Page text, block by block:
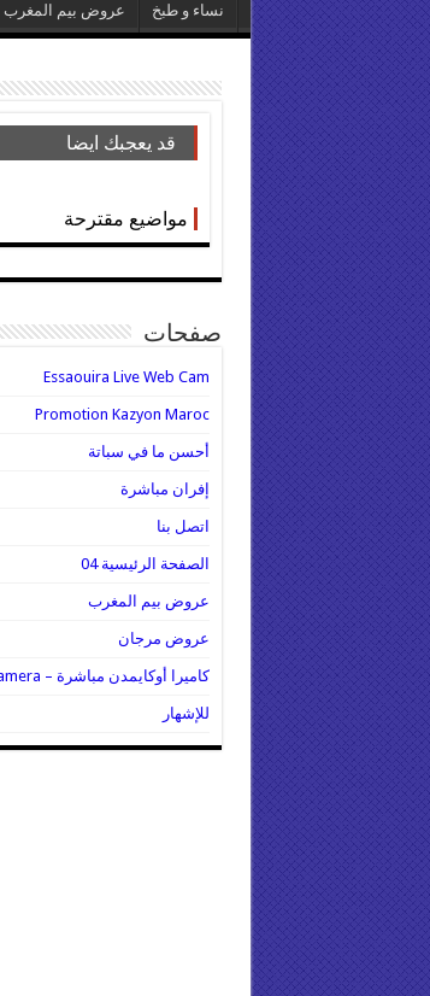
نساء و طبخ عروض بيم المغرب
قد يعجبك ايضا
مواضيع مقترحة
صفحات
Essaouira Live Web Cam
Promotion Kazyon Maroc
أحسن ما في سباتة
إفران مباشرة
اتصل بنا
الصفحة الرئيسية 04
عروض بيم المغرب
عروض مرجان
كاميرا أوكايمدن مباشرة – Oukaimeden Live Camera
للإشهار